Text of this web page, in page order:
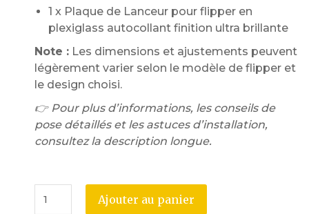
1 x Plaque de Lanceur pour flipper en
plexiglass autocollant finition ultra brillante
Note : Les dimensions et ajustements peuvent
légèrement varier selon le modèle de flipper et
le design choisi.
👉 Pour plus d’informations, les conseils de
pose détaillés et les astuces d’installation,
consultez la description longue.
Ajouter au panier